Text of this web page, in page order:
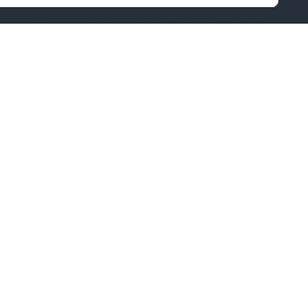
斯同當地人溝通真的